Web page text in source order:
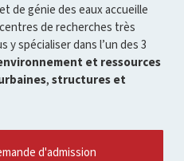
de génie des eaux accueille
de recherches très
y spécialiser dans l’un des 3
et ressources
, structures et
d'admission